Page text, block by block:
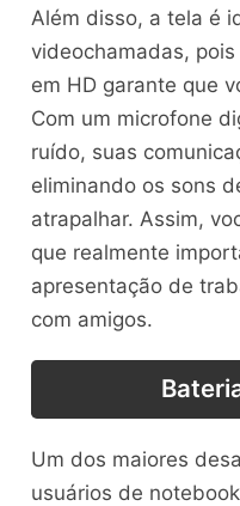
Além disso, a tela é
videochamadas,
em HD garante que
Com um microfone
ruído, suas
eliminando os sons
atrapalhar. Assim,
que realmente
apresentação de
com amigos.
Um dos maiores
usuários de